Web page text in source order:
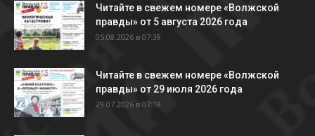
Читайте в свежем номере «Волжской
правды» от 5 августа 2026 года
05.08.2026 в 07:39
Читайте в свежем номере «Волжской
правды» от 29 июля 2026 года
29.07.2026 в 07:18